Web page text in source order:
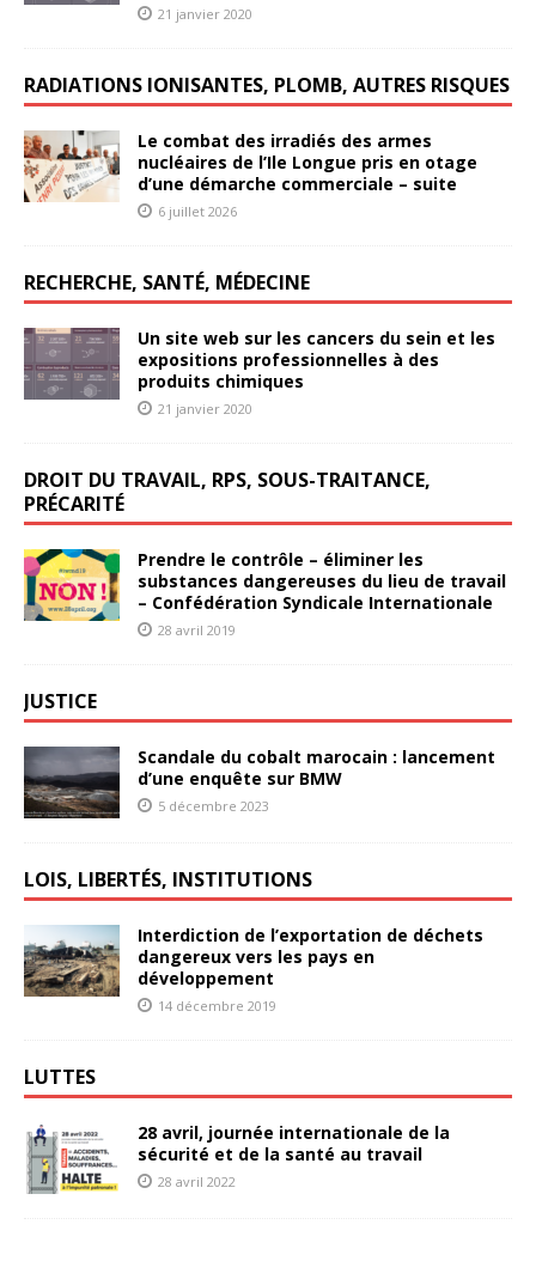
21 janvier 2020
RADIATIONS IONISANTES, PLOMB, AUTRES RISQUES
Le combat des irradiés des armes
nucléaires de l’Ile Longue pris en otage
d’une démarche commerciale – suite
6 juillet 2026
RECHERCHE, SANTÉ, MÉDECINE
Un site web sur les cancers du sein et les
expositions professionnelles à des
produits chimiques
21 janvier 2020
DROIT DU TRAVAIL, RPS, SOUS-TRAITANCE,
PRÉCARITÉ
Prendre le contrôle – éliminer les
substances dangereuses du lieu de travail
– Confédération Syndicale Internationale
28 avril 2019
JUSTICE
Scandale du cobalt marocain : lancement
d’une enquête sur BMW
5 décembre 2023
LOIS, LIBERTÉS, INSTITUTIONS
Interdiction de l’exportation de déchets
dangereux vers les pays en
développement
14 décembre 2019
LUTTES
28 avril, journée internationale de la
sécurité et de la santé au travail
28 avril 2022